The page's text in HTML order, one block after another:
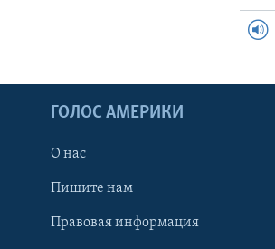
ГОЛОС АМЕРИКИ
О нас
Пишите нам
Правовая информация